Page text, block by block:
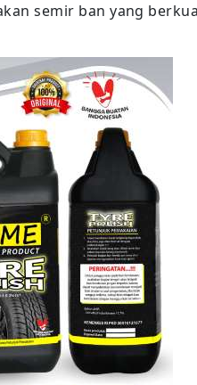
semir ban yang